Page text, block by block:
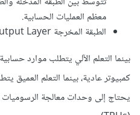
معظم العمليات الحسابية.
الطبقة المخرجة Output Layer: تعطي نتيجة التنبؤ أو التصنيف.
بينما التعلم الآلي يتطلب موارد
كمبيوتر عادية، بينما التعلم العميق
يحتاج إلى وحدات معالجة